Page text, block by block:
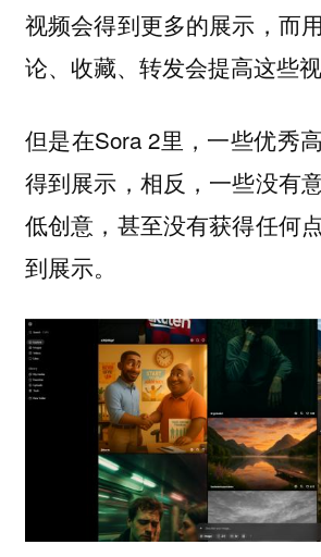
视频会得到更多的展示，而
论、收藏、转发会提高这些视
但是在Sora 2里，一些优秀
得到展示，相反，一些没有
低创意，甚至没有获得任何
到展示。